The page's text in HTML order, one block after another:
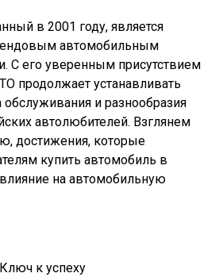
в 2001 году, является
автомобильным
С его уверенным присутствием
продолжает устанавливать
обслуживания и разнообразия
автолюбителей. Взглянем
достижения, которые
купить автомобиль в
на автомобильную
к успеху